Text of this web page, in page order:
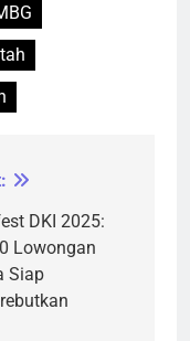
DKI 2025:
Lowongan
Siap